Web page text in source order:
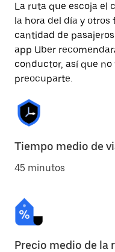
La ruta que escoja el
la hora del día y
cantidad de
app Uber
conductor, así que
preocuparte.
Tiempo medio de
45 minutos
Precio medio de la